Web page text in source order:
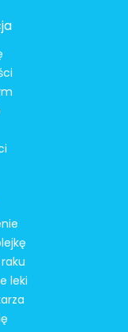
leki